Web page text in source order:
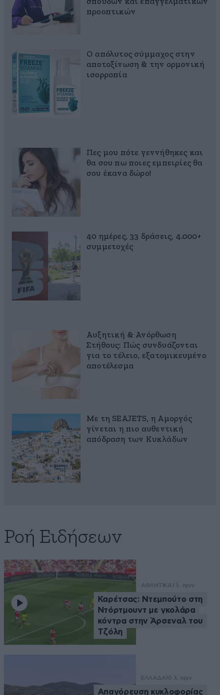
σπουδών και επαγγελματικών
προοπτικών
Ο απόλυτος σύμμαχος στην
αποτοξίνωση & την ορμονική
ισορροπία
Πες μου πότε γεννήθηκες και
θα σου πω ποιες εμπειρίες θα
σου έκανα δώρο!
40 ημέρες, 33 δράσεις, 4.000+
συμμετοχές
Αυξητική & Ανόρθωση
Στήθους: Πώς συνδυάζονται
για το τέλειο, εξατομικευμένο
αποτέλεσμα
Με τη SEAJETS, η Αμοργός
γίνεται η πιο αυθεντική
απόδραση των Κυκλάδων
Ροή Ειδήσεων
ΑΘΛΗΤΙΚΑ 1 λ. πριν
Καρέτσας: Ντεμπούτο στη
Ντόρτμουντ με γκολάρα
κόντρα στην Άρσεναλ του
Τζόλη
ΕΛΛΑΔΑ 10 λ. πριν
Απαγόρευση κυκλοφορίας